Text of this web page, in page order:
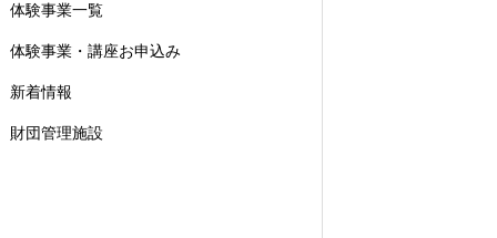
体験事業一覧
体験事業・講座お申込み
新着情報
財団管理施設